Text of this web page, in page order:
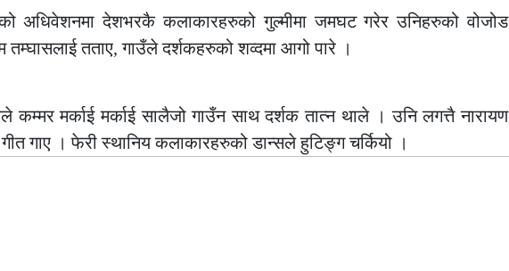
अधिवेशनमा देशभरकै कलाकारहरुको गुल्मीमा जमघट गरेर उनिहरुको वोजोड
तताए, गाउँले दर्शकहरुको शव्दमा आगो पारे ।
कम्मर मर्काई मर्काई सालैजो गाउँन साथ दर्शक तात्न थाले । उनि लगत्तै नारायण
गाए । फेरी स्थानिय कलाकारहरुको डान्सले हुटिङ्ग चर्कियो ।